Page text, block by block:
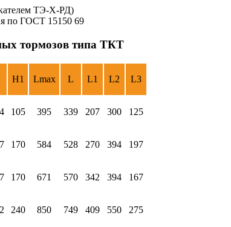
ТЭ-Х-РД)
по ГОСТ 15150 69
тормозов типа ТКТ
H1 Lmax L L1 L2 L3
105 395 339 207 300 125
170 584 528 270 394 197
170 671 570 342 394 167
240 850 749 409 550 275